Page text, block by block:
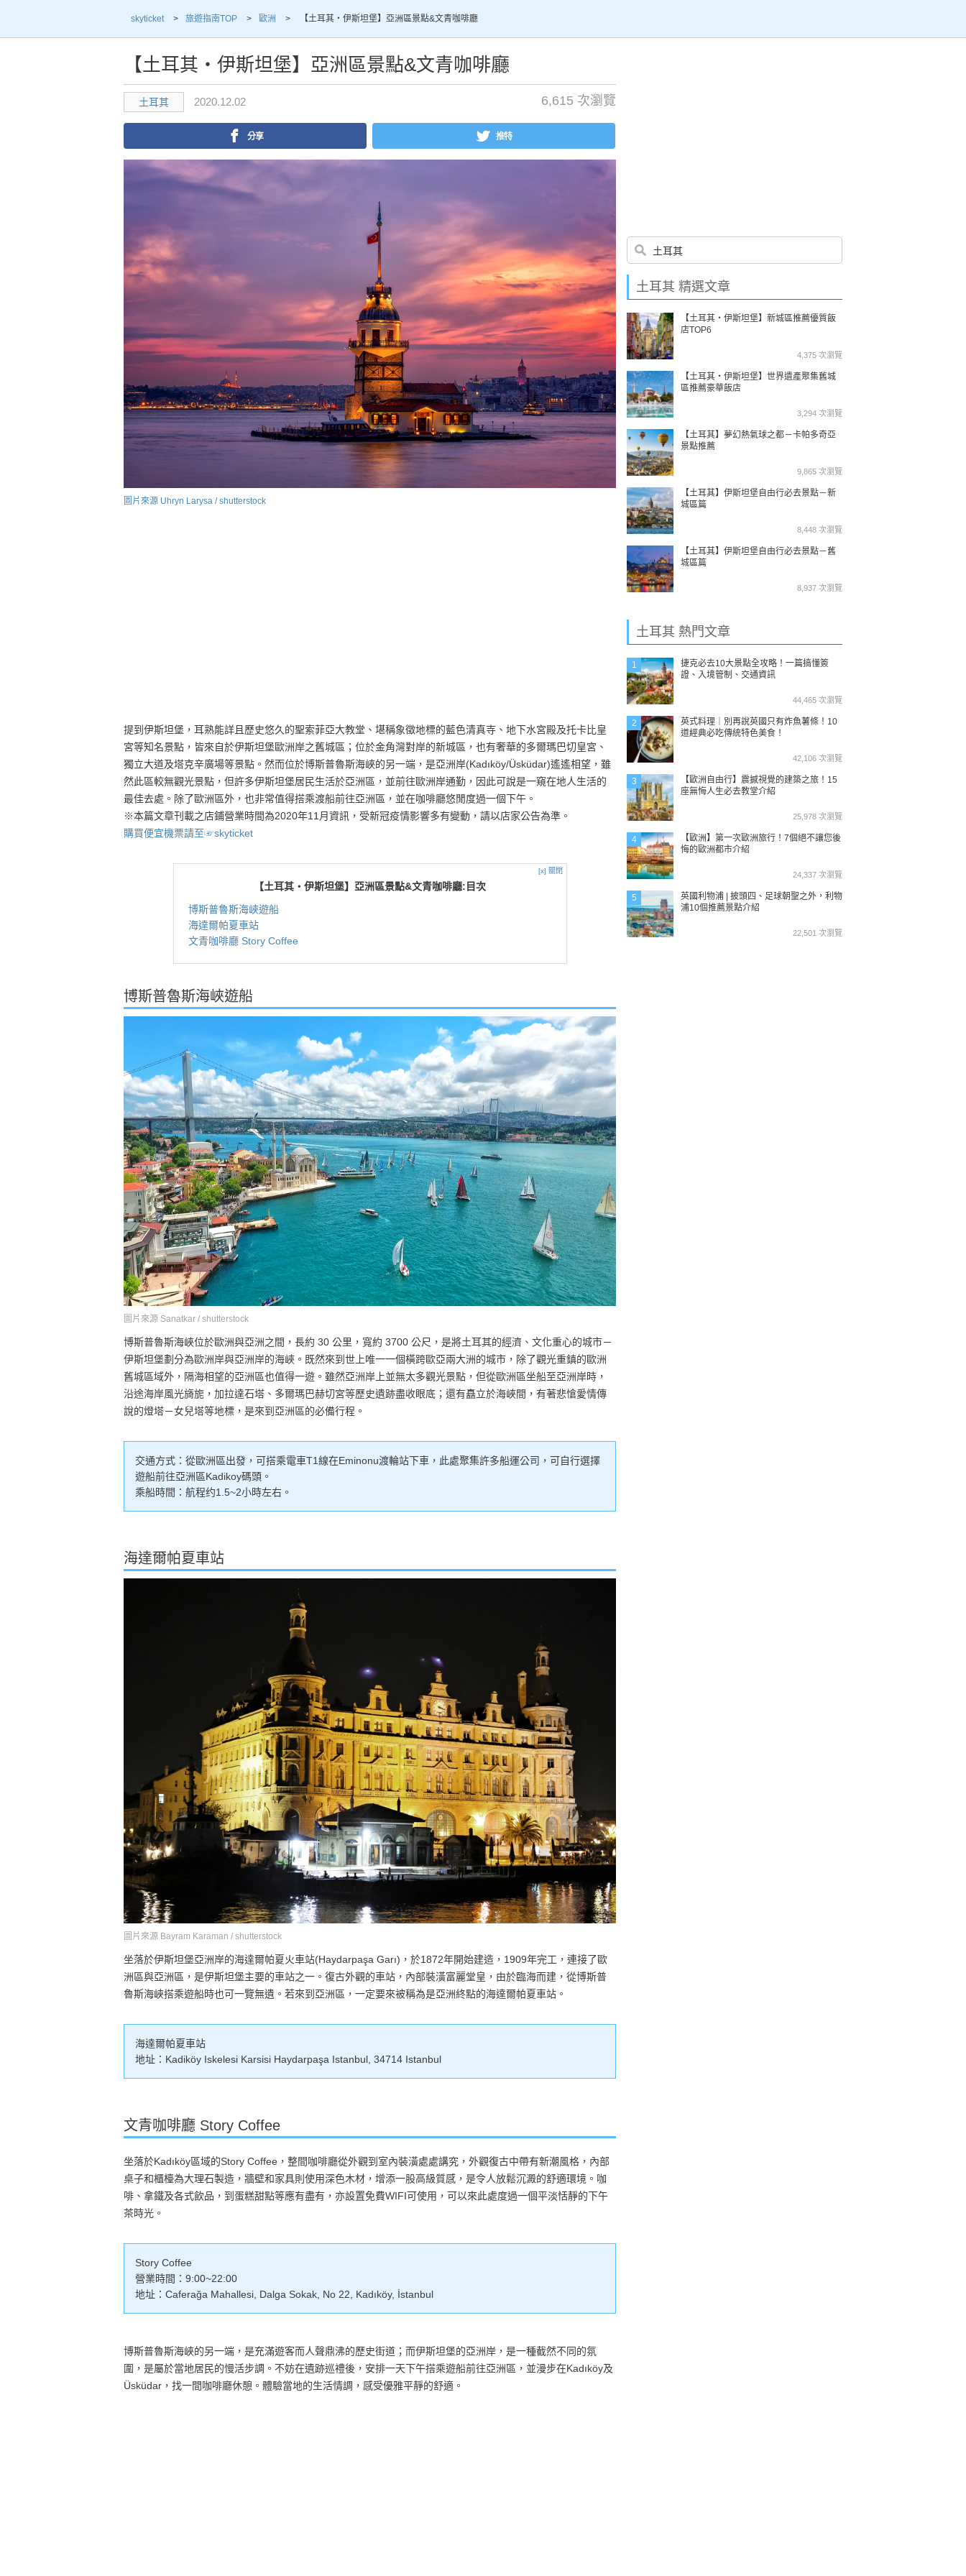
skyticket > 旅遊指南TOP > 歐洲 > 【土耳其・伊斯坦堡】亞洲區景點&文青咖啡廳
【土耳其・伊斯坦堡】亞洲區景點&文青咖啡廳
土耳其 2020.12.02 6,615 次瀏覽
分享 推特
圖片來源 Uhryn Larysa / shutterstock
提到伊斯坦堡，耳熟能詳且歷史悠久的聖索菲亞大教堂、堪稱象徵地標的藍色清真寺、地下水宮殿及托卡比皇
宮等知名景點，皆來自於伊斯坦堡歐洲岸之舊城區；位於金角灣對岸的新城區，也有奢華的多爾瑪巴切皇宮、
獨立大道及塔克辛廣場等景點。然而位於博斯普魯斯海峽的另一端，是亞洲岸(Kadıköy/Üsküdar)遙遙相望，雖
然此區較無觀光景點，但許多伊斯坦堡居民生活於亞洲區，並前往歐洲岸通勤，因此可說是一窺在地人生活的
最佳去處。除了歐洲區外，也非常值得搭乘渡船前往亞洲區，並在咖啡廳悠閒度過一個下午。
※本篇文章刊載之店鋪營業時間為2020年11月資訊，受新冠疫情影響多有變動，請以店家公告為準。
購買便宜機票請至☞skyticket
[x] 關閉
【土耳其・伊斯坦堡】亞洲區景點&文青咖啡廳:目次
博斯普魯斯海峽遊船
海達爾帕夏車站
文青咖啡廳 Story Coffee
博斯普魯斯海峽遊船
圖片來源 Sanatkar / shutterstock
博斯普魯斯海峽位於歐洲與亞洲之間，長約 30 公里，寬約 3700 公尺，是將土耳其的經濟、文化重心的城市－
伊斯坦堡劃分為歐洲岸與亞洲岸的海峽。既然來到世上唯一一個橫跨歐亞兩大洲的城市，除了觀光重鎮的歐洲
舊城區域外，隔海相望的亞洲區也值得一遊。雖然亞洲岸上並無太多觀光景點，但從歐洲區坐船至亞洲岸時，
沿途海岸風光旖旎，加拉達石塔、多爾瑪巴赫切宮等歷史遺跡盡收眼底；還有矗立於海峽間，有著悲愴愛情傳
說的燈塔－女兒塔等地標，是來到亞洲區的必備行程。
交通方式：從歐洲區出發，可搭乘電車T1線在Eminonu渡輪站下車，此處聚集許多船運公司，可自行選擇
遊船前往亞洲區Kadikoy碼頭。
乘船時間：航程约1.5~2小時左右。
海達爾帕夏車站
圖片來源 Bayram Karaman / shutterstock
坐落於伊斯坦堡亞洲岸的海達爾帕夏火車站(Haydarpaşa Garı)，於1872年開始建造，1909年完工，連接了歐
洲區與亞洲區，是伊斯坦堡主要的車站之一。復古外觀的車站，內部裝潢富麗堂皇，由於臨海而建，從博斯普
魯斯海峽搭乘遊船時也可一覽無遺。若來到亞洲區，一定要來被稱為是亞洲終點的海達爾帕夏車站。
海達爾帕夏車站
地址：Kadiköy Iskelesi Karsisi Haydarpaşa Istanbul, 34714 Istanbul
文青咖啡廳 Story Coffee
坐落於Kadıköy區域的Story Coffee，整間咖啡廳從外觀到室內裝潢處處講究，外觀復古中帶有新潮風格，內部
桌子和櫃檯為大理石製造，牆壁和家具則使用深色木材，增添一股高級質感，是令人放鬆沉澱的舒適環境。咖
啡、拿鐵及各式飲品，到蛋糕甜點等應有盡有，亦設置免費WIFI可使用，可以來此處度過一個平淡恬靜的下午
茶時光。
Story Coffee
營業時間：9:00~22:00
地址：Caferağa Mahallesi, Dalga Sokak, No 22, Kadıköy, İstanbul
博斯普魯斯海峽的另一端，是充滿遊客而人聲鼎沸的歷史街道；而伊斯坦堡的亞洲岸，是一種截然不同的氛
圍，是屬於當地居民的慢活步調。不妨在遺跡巡禮後，安排一天下午搭乘遊船前往亞洲區，並漫步在Kadıköy及
Üsküdar，找一間咖啡廳休憩。體驗當地的生活情調，感受優雅平靜的舒適。
土耳其 精選文章
【土耳其・伊斯坦堡】新城區推薦優質飯
店TOP6
4,375 次瀏覽
【土耳其・伊斯坦堡】世界遺產聚集舊城
區推薦豪華飯店
3,294 次瀏覽
【土耳其】夢幻熱氣球之都－卡帕多奇亞
景點推薦
9,865 次瀏覽
【土耳其】伊斯坦堡自由行必去景點－新
城區篇
8,448 次瀏覽
【土耳其】伊斯坦堡自由行必去景點－舊
城區篇
8,937 次瀏覽
土耳其 熱門文章
1
捷克必去10大景點全攻略！一篇搞懂簽
證、入境管制、交通資訊
44,465 次瀏覽
2
英式料理｜別再說英國只有炸魚薯條！10
道經典必吃傳統特色美食！
42,106 次瀏覽
3
【歐洲自由行】震撼視覺的建築之旅！15
座無悔人生必去教堂介紹
25,978 次瀏覽
4
【歐洲】第一次歐洲旅行！7個絕不讓您後
悔的歐洲都市介紹
24,337 次瀏覽
5
英國利物浦 | 披頭四、足球朝聖之外，利物
浦10個推薦景點介紹
22,501 次瀏覽